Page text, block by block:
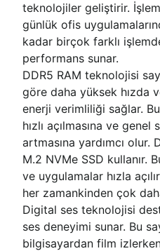
teknolojiler geliştirir.
günlük ofis
kadar birçok farklı
performans sunar.
DDR5 RAM teknolojisi
göre daha yüksek hızda
enerji verimliliği sağlar.
hızlı açılmasına ve
artmasına yardımcı olur.
M.2 NVMe SSD kullanır.
ve uygulamalar hızla
her zamankinden çok
Digital ses teknolojisi
ses deneyimi sunar. Bu
bilgisayardan film